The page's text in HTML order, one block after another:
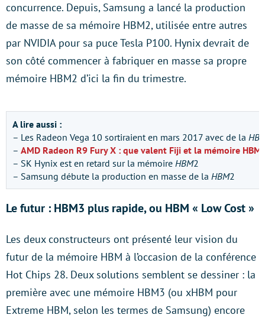
concurrence. Depuis, Samsung a lancé la production
de masse de sa mémoire HBM2, utilisée entre autres
par NVIDIA pour sa puce Tesla P100. Hynix devrait de
son côté commencer à fabriquer en masse sa propre
mémoire HBM2 d’ici la fin du trimestre.
A lire aussi :
– Les Radeon Vega 10 sortiraient en mars 2017 avec de la
– AMD Radeon R9 Fury X : que valent Fiji et la mémoire HBM
– SK Hynix est en retard sur la mémoire HBM2
– Samsung débute la production en masse de la HBM2
Le futur : HBM3 plus rapide, ou HBM « Low Cost »
Les deux constructeurs ont présenté leur vision du
futur de la mémoire HBM à l’occasion de la conférence
Hot Chips 28. Deux solutions semblent se dessiner : la
première avec une mémoire HBM3 (ou xHBM pour
Extreme HBM, selon les termes de Samsung) encore